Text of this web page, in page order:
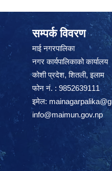
सम्पर्क विवरण
माई नगरपालिका
नगर कार्यपालिकाको कार्यालय
कोशी प्रदेश, शितली, इलाम
फोन नं. : 9852639111
इमेल:
info@maimun.gov.np